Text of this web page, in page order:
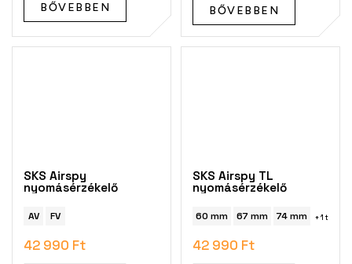
BŐVEBBEN BŐVEBBEN
SKS Airspy
nyomásérzékelő
AV FV
42 990 Ft
SKS Airspy TL
nyomásérzékelő
60 mm 67 mm 74 mm + 1 további
42 990 Ft